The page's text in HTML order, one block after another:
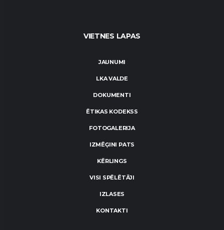
VIETNES LAPAS
JAUNUMI
LKA VALDE
DOKUMENTI
ĒTIKAS KODEKSS
FOTOGALERIJA
IZMĒĢINI PATS
KĒRLINGS
VISI SPĒLĒTĀJI
IZLASES
KONTAKTI